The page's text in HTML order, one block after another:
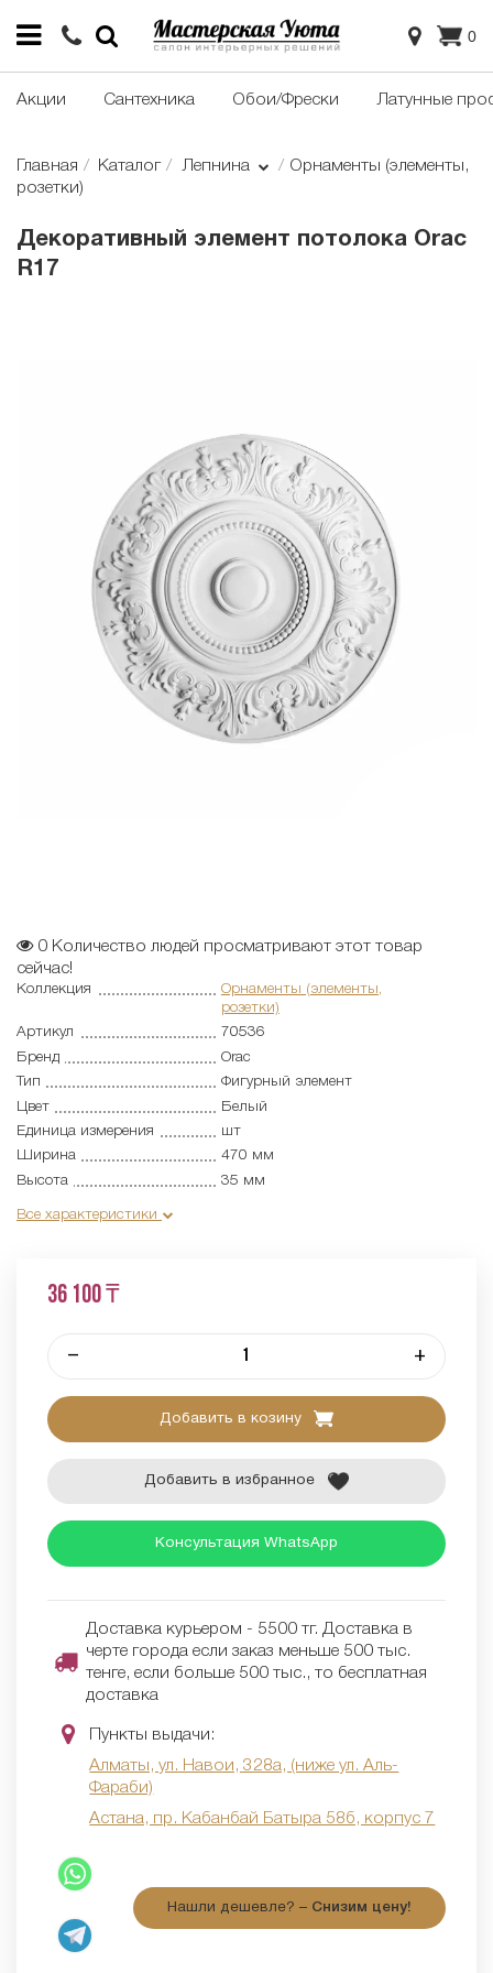
0
Акции Сантехника Обои/Фрески Латунные
Главная Каталог Лепнина
Орнаменты (элементы,
розетки)
Декоративный элемент потолока Orac
R17
0 Количество людей просматривают этот товар
сейчас!
Коллекция
Орнаменты (элементы,
розетки)
Артикул
70536
Бренд
Orac
Тип
Фигурный элемент
Цвет
Белый
Единица измерения
шт
Ширина
470 мм
Высота
35 мм
Все характеристики
36 100 ₸
– +
Добавить в козину
Добавить в избранное
Консультация WhatsApp
Доставка курьером - 5500 тг. Доставка в
черте города если заказ меньше 500 тыс.
тенге, если больше 500 тыс., то бесплатная
доставка
Пункты выдачи:
Алматы, ул. Навои, 328а, (ниже ул. Аль-
Фараби)
Астана, пр. Кабанбай Батыра 58б, корпус 7
Нашли дешевле? – Снизим цену!